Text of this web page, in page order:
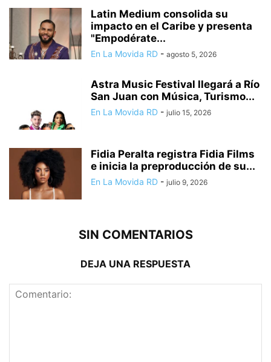
Latin Medium consolida su
impacto en el Caribe y presenta
"Empodérate...
En La Movida RD - agosto 5, 2026
Astra Music Festival llegará a Río
San Juan con Música, Turismo...
En La Movida RD - julio 15, 2026
Fidia Peralta registra Fidia Films
e inicia la preproducción de su...
En La Movida RD - julio 9, 2026
SIN COMENTARIOS
DEJA UNA RESPUESTA